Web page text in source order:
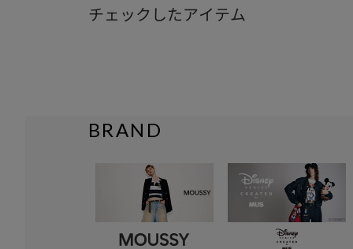
チェックしたアイテム
BRAND